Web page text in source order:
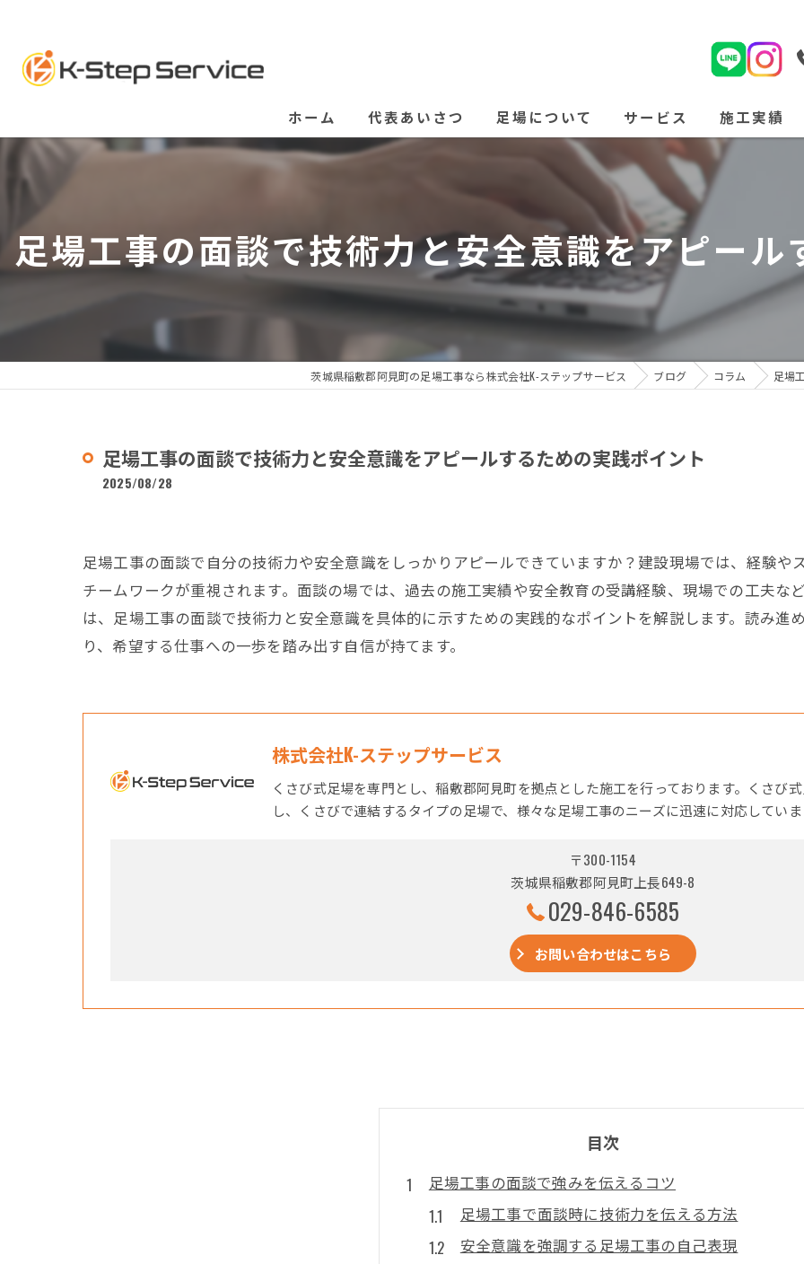
ホーム 代表あいさつ 足場について サービス 施工実績
足場工事の面談で技術力と安全意識をアピー
茨城県稲敷郡阿見町の足場工事なら株式会社K-ステップサービス ブログ コラム 足場
足場工事の面談で技術力と安全意識をアピールするための実践ポイント
2025/08/28
足場工事の面談で自分の技術力や安全意識をしっかりアピールできていますか？建設現場では、経験
チームワークが重視されます。面談の場では、過去の施工実績や安全教育の受講経験、現場での工夫な
は、足場工事の面談で技術力と安全意識を具体的に示すための実践的なポイントを解説します。読み進
り、希望する仕事への一歩を踏み出す自信が持てます。
株式会社K-ステップサービス
くさび式足場を専門とし、稲敷郡阿見町を拠点とした施工を行っております。くさび
し、くさびで連結するタイプの足場で、様々な足場工事のニーズに迅速に対応してい
〒300-1154
茨城県稲敷郡阿見町上長649-8
029-846-6585
お問い合わせはこちら
目次
足場工事の面談で強みを伝えるコツ
足場工事で面談時に技術力を伝える方法
安全意識を強調する足場工事の自己表現